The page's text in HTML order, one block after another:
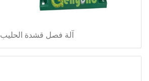
آلة فصل قشدة الحليب